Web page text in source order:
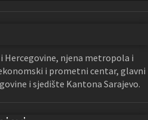
Hercegovine, njena metropola i
i prometni centar, glavni
i sjedište Kantona Sarajevo.